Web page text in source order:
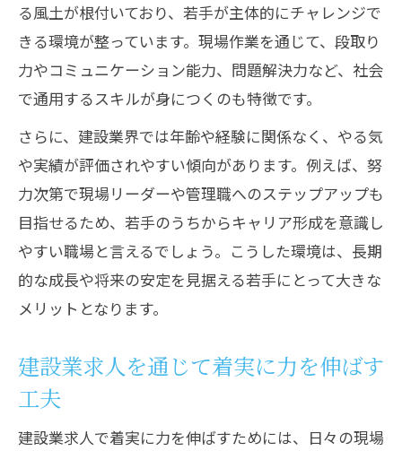
る風土が根付いており、若手が主体的にチャレンジで
きる環境が整っています。現場作業を通じて、段取り
力やコミュニケーション能力、問題解決力など、社会
で通用するスキルが身につくのも特徴です。
さらに、建設業界では年齢や経験に関係なく、やる気
や実績が評価されやすい傾向があります。例えば、努
力次第で現場リーダーや管理職へのステップアップも
目指せるため、若手のうちからキャリア形成を意識し
やすい職場と言えるでしょう。こうした環境は、長期
的な成長や将来の安定を見据える若手にとって大きな
メリットとなります。
建設業求人を通じて着実に力を伸ばす
工夫
建設業求人で着実に力を伸ばすためには、日々の現場